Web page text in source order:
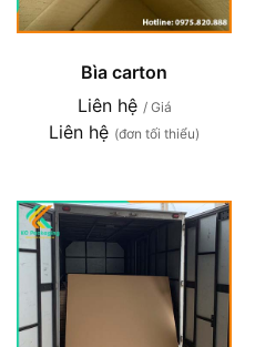
Bìa carton
Liên hệ / Giá
Liên hệ (đơn tối thiểu)